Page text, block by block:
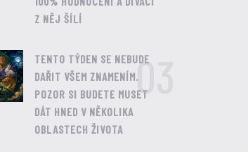
Z NĚJ ŠÍLÍ
TENTO TÝDEN SE NEBUDE
DAŘIT VŠEM ZNAMENÍM.
POZOR SI BUDETE MUSET
DÁT HNED V NĚKOLIKA
OBLASTECH ŽIVOTA
03